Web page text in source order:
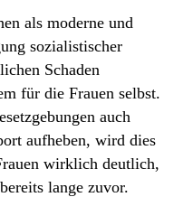
als moderne und
sozialistischer
Schaden
für die Frauen selbst.
auch
aufheben, wird dies
wirklich deutlich,
lange zuvor.